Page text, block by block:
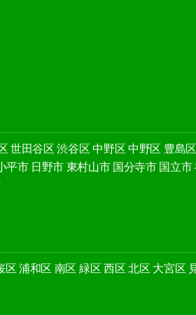
世田谷区 渋谷区 中野区 中野区 豊島区
平市 日野市 東村山市 国分寺市 国立市
区 浦和区 南区 緑区 西区 北区 大宮区